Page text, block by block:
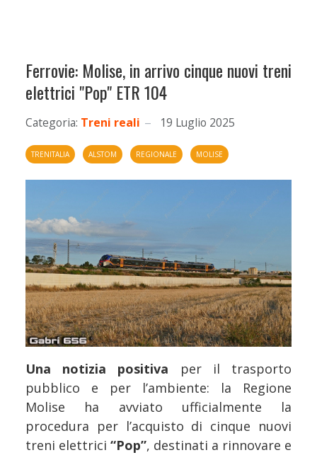
Ferrovie: Molise, in arrivo cinque nuovi treni
elettrici "Pop" ETR 104
Categoria: Treni reali 19 Luglio 2025
TRENITALIA ALSTOM REGIONALE MOLISE
Una notizia positiva per il trasporto
pubblico e per l’ambiente: la Regione
Molise ha avviato ufficialmente la
procedura per l’acquisto di cinque nuovi
treni elettrici “Pop”, destinati a rinnovare e